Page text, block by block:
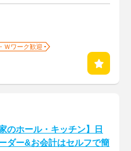
Ｗワーク歓迎
のホール・キッチン】日
ダー&お会計はセルフで簡